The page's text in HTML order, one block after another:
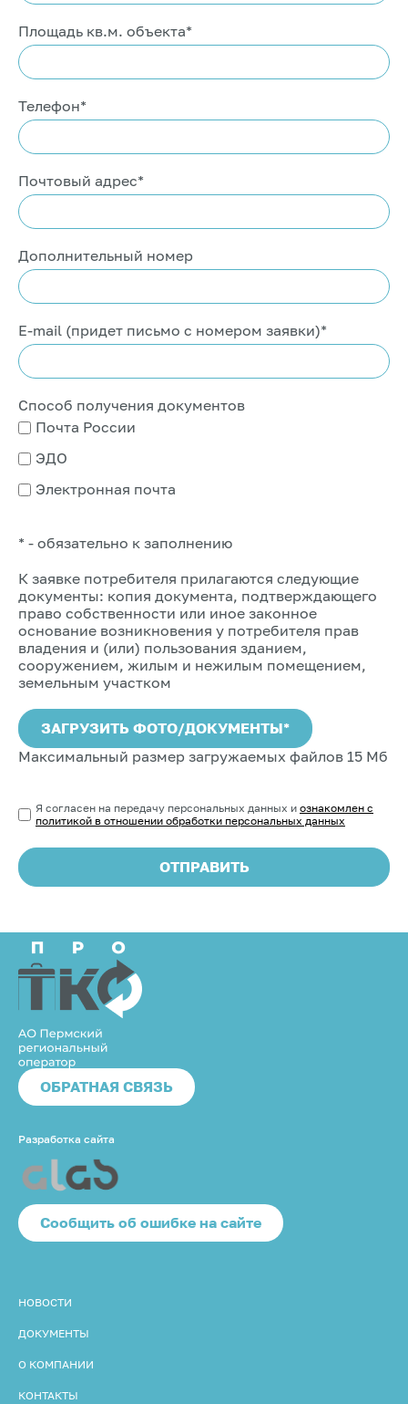
Площадь кв.м. объекта*
Телефон*
Почтовый адрес*
Дополнительный номер
E-mail (придет письмо с номером заявки)*
Способ получения документов
Почта России
ЭДО
Электронная почта
* - обязательно к заполнению
К заявке потребителя прилагаются следующие
документы: копия документа, подтверждающего
право собственности или иное законное
основание возникновения у потребителя прав
владения и (или) пользования зданием,
сооружением, жилым и нежилым помещением,
земельным участком
ЗАГРУЗИТЬ ФОТО/ДОКУМЕНТЫ*
Максимальный размер загружаемых файлов 15 Mб
Я согласен на передачу персональных данных и ознакомлен с
политикой в отношении обработки персональных данных
ОТПРАВИТЬ
ОБРАТНАЯ СВЯЗЬ
Разработка сайта
Cообщить об ошибке на сайте
НОВОСТИ
ДОКУМЕНТЫ
О КОМПАНИИ
КОНТАКТЫ